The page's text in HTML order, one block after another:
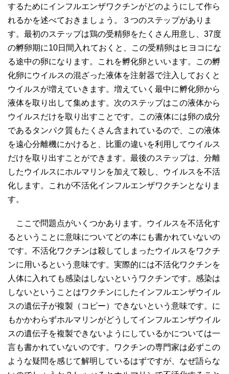
するためにインフルエンザワクチンがどのようにして作ら
れるかを述べておきましょう。３つのステップがありま
す。最初のステップは鶏の受精卵をたくさん用意し、37度
の孵卵期に10日間入れておくと、この受精卵はヒヨコにな
る途中の卵になります。これを孵化卵といいます。この孵
化卵にウイルスの混ざった液体を注射器で注入しておくと
ウイルスが増えていきます。増えていく最中に孵化卵から
液体を取り出して集めます。次のステップはこの液体から
ウイルスだけを取り出すことです。この液体には卵の成分
であるタンパク質もたくさん含まれているので、この液体
を遠心分離機にかけると、比重の違いを利用してウイルス
だけを取り出すことができます。最後のステップは、分離
したウイルスにホルマリンを加えて殺し、ウイルスを不活
化します。これが不活化インフルエンザワクチンとなりま
す。
ここで問題点がいくつかあります。ウイルスを不活化す
るということに意味についてどの本にも書かれていないの
です。不活化ワクチンは殺してしまったウイルスをワクチ
ンに用いるという意味です。実際的には不活化ワクチンを
人体に入れても感染はしないというワクチンです。感染は
しないということはワクチンにしたインフルエンザウイル
スの遺伝子が複製（コピー）できないという意味です。に
もかかわらずホルマリンがどうしてインフルエンザウイル
スの遺伝子を複製できないようにしているかについては一
言も書かれていないのです。ワクチンの専門家は必ずこの
ような疑問を感じて解明しているはずですが、なぜ語らな